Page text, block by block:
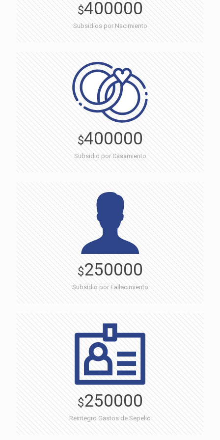
$400000
Subsidios por Nacimiento
$400000
Subsidio por Casamiento
$250000
Subsidio por Fallecimiento
$250000
Reintegro Gastos de Sepelio